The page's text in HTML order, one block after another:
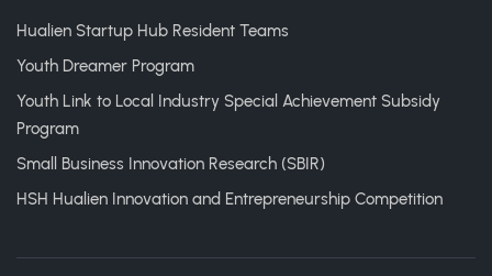
Hualien Startup Hub Resident Teams
Youth Dreamer Program
Youth Link to Local Industry Special Achievement Subsidy
Program
Small Business Innovation Research (SBIR)
HSH Hualien Innovation and Entrepreneurship Competition